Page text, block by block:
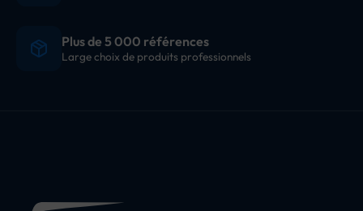
Plus de 5 000 références
Large choix de produits professionnels